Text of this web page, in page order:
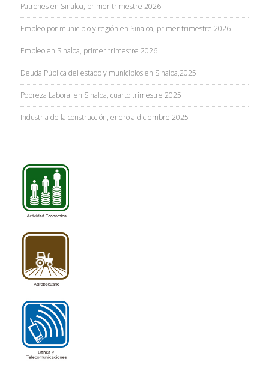
Patrones en Sinaloa, primer trimestre 2026
Empleo por municipio y región en Sinaloa, primer trimestre 2026
Empleo en Sinaloa, primer trimestre 2026
Deuda Pública del estado y municipios en Sinaloa,2025
Pobreza Laboral en Sinaloa, cuarto trimestre 2025
Industria de la construcción, enero a diciembre 2025